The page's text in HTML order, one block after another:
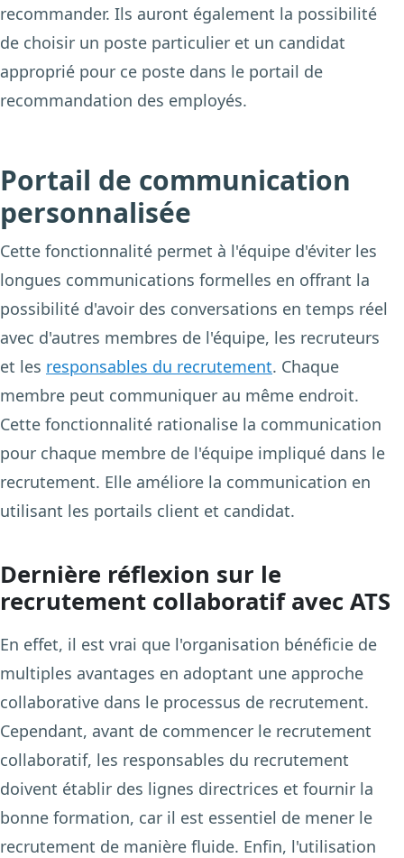
recommander. Ils auront également la possibilité
de choisir un poste particulier et un candidat
approprié pour ce poste dans le portail de
recommandation des employés.
Portail de communication
personnalisée
Cette fonctionnalité permet à l'équipe d'éviter les
longues communications formelles en offrant la
possibilité d'avoir des conversations en temps réel
avec d'autres membres de l'équipe, les recruteurs
et les responsables du recrutement. Chaque
membre peut communiquer au même endroit.
Cette fonctionnalité rationalise la communication
pour chaque membre de l'équipe impliqué dans le
recrutement. Elle améliore la communication en
utilisant les portails client et candidat.
Dernière réflexion sur le
recrutement collaboratif avec ATS
En effet, il est vrai que l'organisation bénéficie de
multiples avantages en adoptant une approche
collaborative dans le processus de recrutement.
Cependant, avant de commencer le recrutement
collaboratif, les responsables du recrutement
doivent établir des lignes directrices et fournir la
bonne formation, car il est essentiel de mener le
recrutement de manière fluide. Enfin, l'utilisation